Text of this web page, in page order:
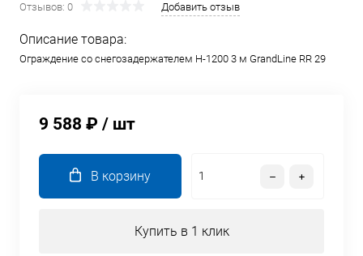
Отзывов: 0 Добавить отзыв
Описание товара:
Ограждение со снегозадержателем Н-1200 3 м GrandLine RR 29
9 588 ₽ / шт
В корзину
Купить в 1 клик